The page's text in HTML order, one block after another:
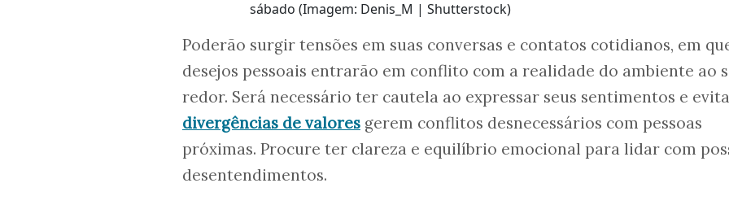
sábado (Imagem: Denis_M | Shutterstock)
Poderão surgir tensões em suas conversas e contatos cotidianos, em
desejos pessoais entrarão em conflito com a realidade do ambiente ao
redor. Será necessário ter cautela ao expressar seus sentimentos e
divergências de valores gerem conflitos desnecessários com pessoas
próximas. Procure ter clareza e equilíbrio emocional para lidar com
desentendimentos.